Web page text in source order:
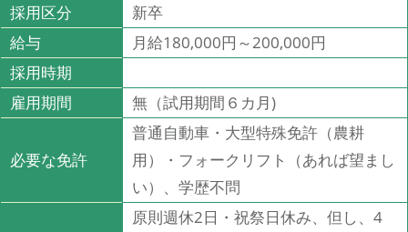
採用区分
新卒
給与
月給180,000円～200,000円
採用時期
雇用期間
無（試用期間６カ月)
必要な免許
普通自動車・大型特殊免許（農耕
用）・フォークリフト（あれば望まし
い）、学歴不問
原則週休2日・祝祭日休み、但し、4